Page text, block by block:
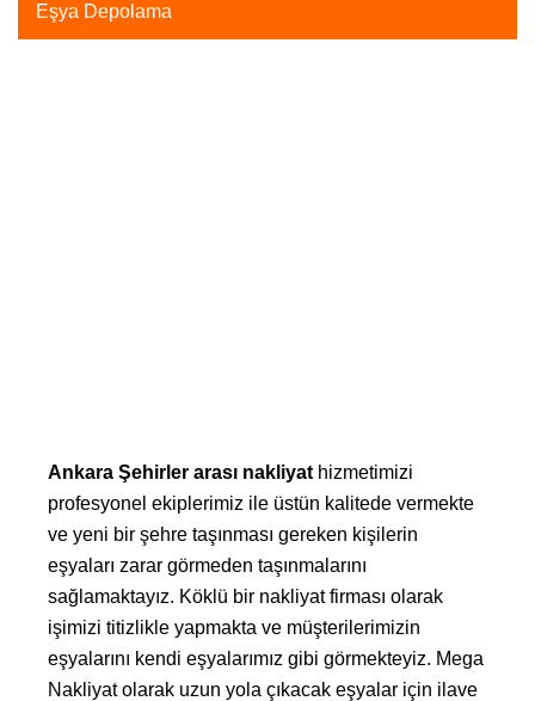
Eşya Depolama
Ankara Şehirler arası nakliyat hizmetimizi
profesyonel ekiplerimiz ile üstün kalitede vermekte
ve yeni bir şehre taşınması gereken kişilerin
eşyaları zarar görmeden taşınmalarını
sağlamaktayız. Köklü bir nakliyat firması olarak
işimizi titizlikle yapmakta ve müşterilerimizin
eşyalarını kendi eşyalarımız gibi görmekteyiz. Mega
Nakliyat olarak uzun yola çıkacak eşyalar için ilave